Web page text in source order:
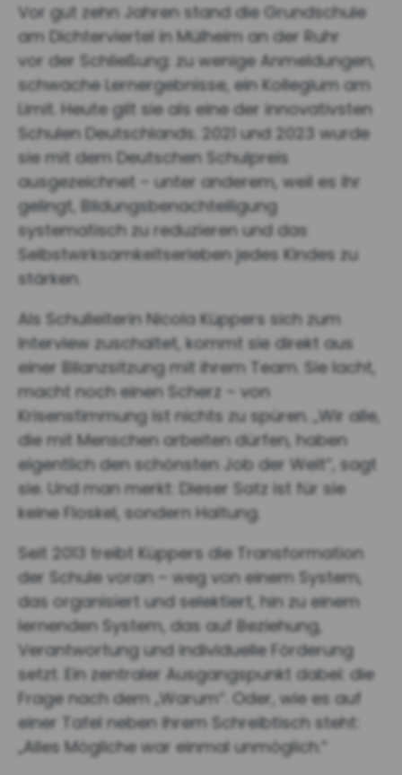
Vor gut zehn Jahren stand die Grundschule
am Dichterviertel in Mülheim an der Ruhr
vor der Schließung: zu wenige Anmeldungen,
schwache Lernergebnisse, ein Kollegium am
Limit. Heute gilt sie als eine der innovativsten
Schulen Deutschlands. 2021 und 2023 wurde
sie mit dem Deutschen Schulpreis
ausgezeichnet – unter anderem, weil es ihr
gelingt, Bildungsbenachteiligung
systematisch zu reduzieren und das
Selbstwirksamkeitserleben jedes Kindes zu
stärken.
Als Schulleiterin Nicola Küppers sich zum
Interview zuschaltet, kommt sie direkt aus
einer Bilanzsitzung mit ihrem Team. Sie lacht,
macht noch einen Scherz – von
Krisenstimmung ist nichts zu spüren. „Wir alle,
die mit Menschen arbeiten dürfen, haben
eigentlich den schönsten Job der Welt“, sagt
sie. Und man merkt: Dieser Satz ist für sie
keine Floskel, sondern Haltung.
Seit 2013 treibt Küppers die Transformation
der Schule voran – weg von einem System,
das organisiert und selektiert, hin zu einem
lernenden System, das auf Beziehung,
Verantwortung und individuelle Förderung
setzt. Ein zentraler Ausgangspunkt dabei: die
Frage nach dem „Warum“. Oder, wie es auf
einer Tafel neben ihrem Schreibtisch steht:
„Alles Mögliche war einmal unmöglich.“